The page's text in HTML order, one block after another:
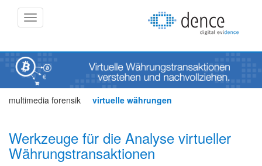
Navigation
multimedia forensik virtuelle währungen
Werkzeuge für die Analyse virtueller
Währungstransaktionen